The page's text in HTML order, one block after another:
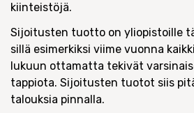
kiinteistöjä.
Sijoitusten tuotto on yliopistoille
sillä esimerkiksi viime vuonna
lukuun ottamatta tekivät
tappiota. Sijoitusten tuotot siis
talouksia pinnalla.